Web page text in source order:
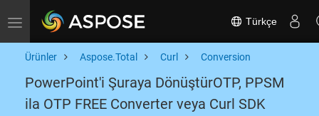
Toggle navigation Türkçe
Ürünler Aspose.Total Curl Conversion
PowerPoint'i Şuraya DönüştürOTP, PPSM
ila OTP FREE Converter veya Curl SDK